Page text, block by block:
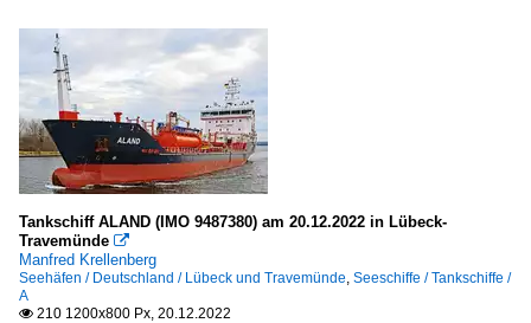
Tankschiff ALAND (IMO 9487380) am 20.12.2022 in Lübeck-
Travemünde 
Manfred Krellenberg
Seehäfen / Deutschland / Lübeck und Travemünde, Seeschiffe / Tankschiffe /
A
 210 1200x800 Px, 20.12.2022